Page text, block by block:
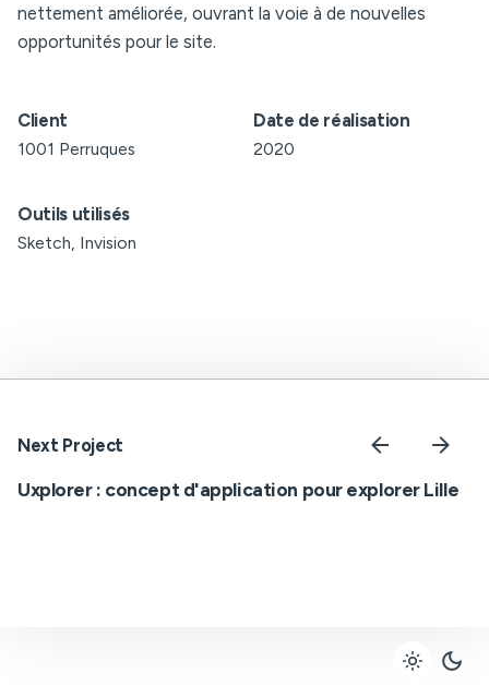
nettement améliorée, ouvrant la voie à de nouvelles
opportunités pour le site.
Client
1001 Perruques
Date de réalisation
2020
Outils utilisés
Sketch, Invision
Next Project
Uxplorer : concept d'application pour explorer Lille